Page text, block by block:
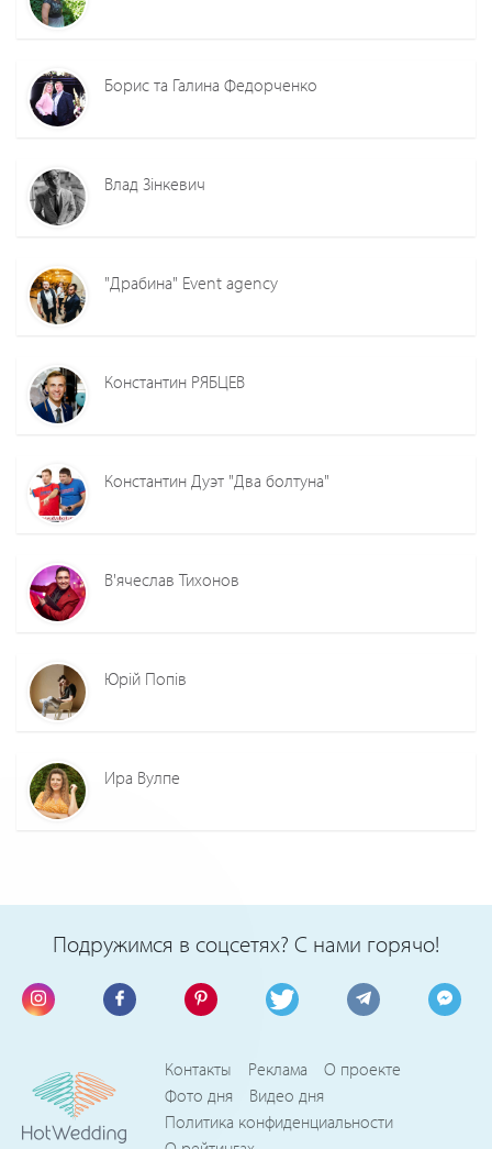
Борис та Галина Федорченко
Влад Зінкевич
"Драбина" Event agency
Константин РЯБЦЕВ
Константин Дуэт "Два болтуна"
В'ячеслав Тихонов
Юрій Попів
Ира Вулпе
Подружимся в соцсетях? С нами горячо!
Контакты Реклама
О проекте
Фото дня
Видео дня
Политика конфиденциальности